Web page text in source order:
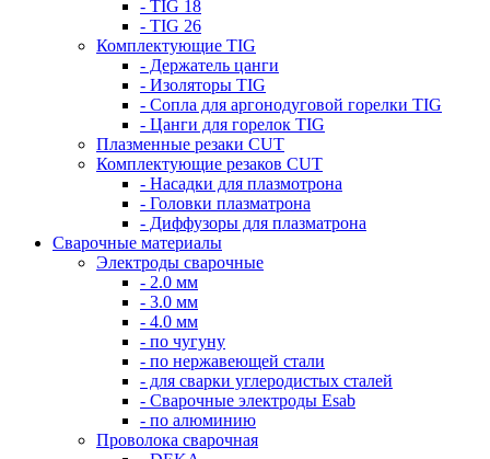
- TIG 18
- TIG 26
Комплектующие TIG
- Держатель цанги
- Изоляторы TIG
- Сопла для аргонодуговой горелки TIG
- Цанги для горелок TIG
Плазменные резаки CUT
Комплектующие резаков CUT
- Насадки для плазмотрона
- Головки плазматрона
- Диффузоры для плазматрона
Сварочные материалы
Электроды сварочные
- 2.0 мм
- 3.0 мм
- 4.0 мм
- по чугуну
- по нержавеющей стали
- для сварки углеродистых сталей
- Сварочные электроды Esab
- по алюминию
Проволока сварочная